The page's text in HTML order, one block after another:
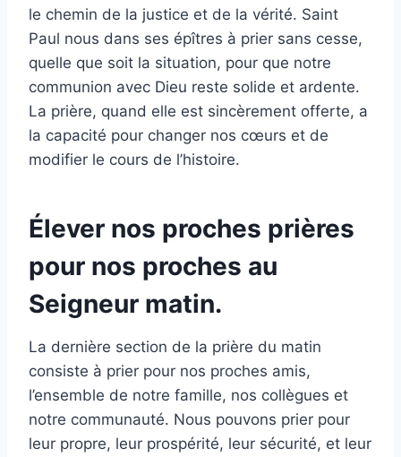
le chemin de la justice et de la vérité. Saint
Paul nous dans ses épîtres à prier sans cesse,
quelle que soit la situation, pour que notre
communion avec Dieu reste solide et ardente.
La prière, quand elle est sincèrement offerte, a
la capacité pour changer nos cœurs et de
modifier le cours de l’histoire.
Élever nos proches prières
pour nos proches au
Seigneur matin.
La dernière section de la prière du matin
consiste à prier pour nos proches amis,
l’ensemble de notre famille, nos collègues et
notre communauté. Nous pouvons prier pour
leur propre, leur prospérité, leur sécurité, et leur